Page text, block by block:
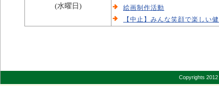
(水曜日)
絵画制作活動
【中止】みんな笑顔で楽しい
Copyrights